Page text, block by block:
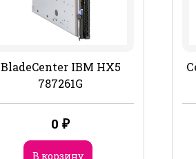
BladeCenter IBM HX5
787261G
0 ₽
В корзину